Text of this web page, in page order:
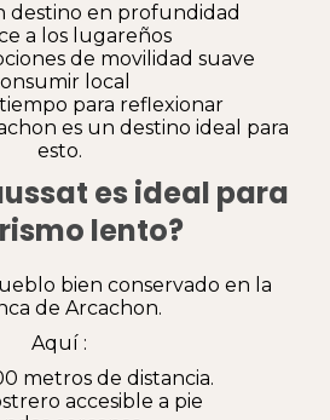
destino en profundidad
a los lugareños
de movilidad suave
local
para reflexionar
es un destino ideal para
esto.
es ideal para
lento?
bien conservado en la
de Arcachon.
Aquí :
metros de distancia.
accesible a pie